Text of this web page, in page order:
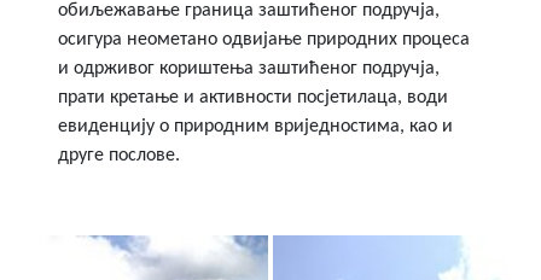
обиљежавање граница заштићеног подручја,
осигура неометано одвијање природних процеса
и одрживог кориштења заштићеног подручја,
прати кретање и активности посјетилаца, води
евиденцију о природним вриједностима, као и
друге послове.